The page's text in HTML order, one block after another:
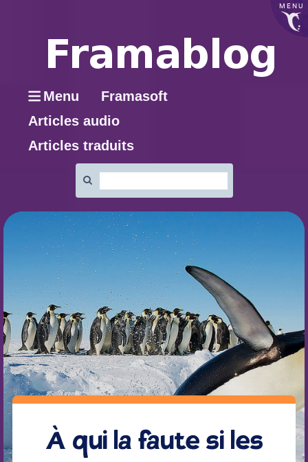
MENU
Menu
Framasoft
Articles audio
Articles traduits
:
À qui la faute si les